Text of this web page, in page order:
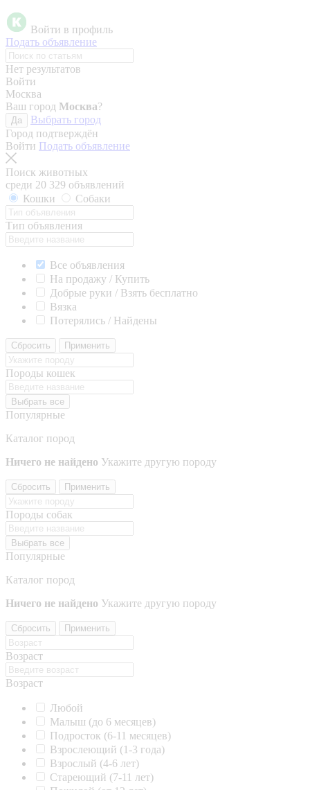
Войти в профиль
Подать объявление
Нет результатов
Войти
Москва
Ваш город Москва?
Да
Выбрать город
Город подтверждён
Войти Подать объявление
Поиск животных
среди 20 329 объявлений
Кошки
Собаки
Тип объявления
Все объявления
На продажу / Купить
Добрые руки / Взять бесплатно
Вязка
Потерялись / Найдены
Сбросить Применить
Породы кошек
Выбрать все
Популярные
Каталог пород
Ничего не найдено Укажите другую породу
Сбросить Применить
Породы собак
Выбрать все
Популярные
Каталог пород
Ничего не найдено Укажите другую породу
Сбросить Применить
Возраст
Возраст
Любой
Малыш (до 6 месяцев)
Подросток (6-11 месяцев)
Взрослеющий (1-3 года)
Взрослый (4-6 лет)
Стареющий (7-11 лет)